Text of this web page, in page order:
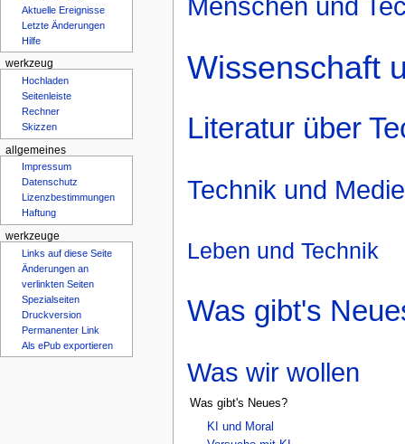
Menschen und
Wissenschaft
Literatur über
Technik und
Leben und Technik
Was gibt's
Was wir wollen
Was gibt's Neues?
KI und Moral
Aktuelle Ereignisse
Letzte Änderungen
Hilfe
werkzeug
Hochladen
Seitenleiste
Rechner
Skizzen
allgemeines
Impressum
Datenschutz
Lizenzbestimmungen
Haftung
werkzeuge
Links auf diese Seite
Änderungen an
verlinkten Seiten
Spezialseiten
Druckversion
Permanenter Link
Als ePub exportieren